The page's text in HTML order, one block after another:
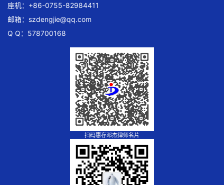
座机：+86-0755-82984411
邮箱： szdengjie@qq.com
Q Q：578700168
扫码惠存邓杰律师名片